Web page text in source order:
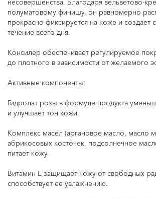
несовершенства. Благодаря вельветово-
полуматовому финишу, он равномерно
прекрасно фиксируется на коже и создает
течение всего дня.
Консилер обеспечивает регулируемое
до плотного в зависимости от желаемого
Активные компоненты:
Гидролат розы в формуле продукта
и улучшает тон кожи.
Комплекс масел (аргановое масло, масло
абрикосовых косточек, подсолнечное
питает кожу.
Витамин Е защищает кожу от свободных
способствует ее увлажнению.